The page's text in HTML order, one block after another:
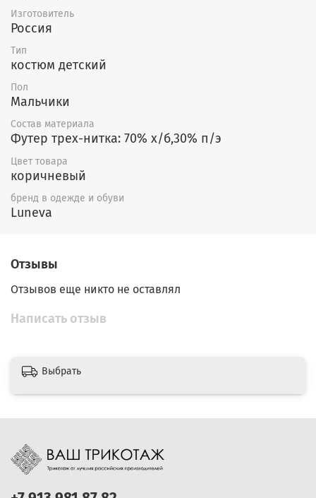
Изготовитель
Россия
Тип
костюм детский
Пол
Мальчики
Состав материала
Футер трех-нитка: 70% х/б,30% п/э
Цвет товара
коричневый
бренд в одежде и обуви
Luneva
Отзывы
Отзывов еще никто не оставлял
Написать отзыв
Выбрать